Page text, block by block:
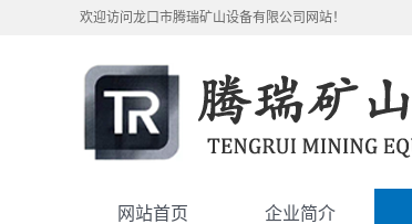
欢迎访问龙口市腾瑞矿山设备有限公司网站！
网站首页 企业简介